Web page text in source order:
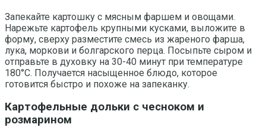
Запекайте картошку с мясным фаршем и овощами.
Нарежьте картофель крупными кусками, выложите в
форму, сверху разместите смесь из жареного фарша,
лука, моркови и болгарского перца. Посыпьте сыром и
отправьте в духовку на 30-40 минут при температуре
180°C. Получается насыщенное блюдо, которое
готовится быстро и похоже на запеканку.
Картофельные дольки с чесноком и
розмарином